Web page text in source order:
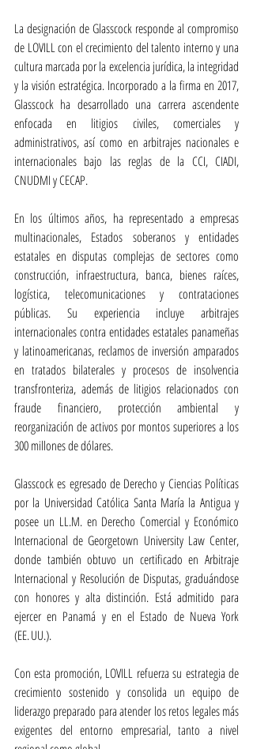
La designación de Glasscock responde al compromiso
de LOVILL con el crecimiento del talento interno y una
cultura marcada por la excelencia jurídica, la integridad
y la visión estratégica. Incorporado a la firma en 2017,
Glasscock ha desarrollado una carrera ascendente
enfocada en litigios civiles, comerciales y
administrativos, así como en arbitrajes nacionales e
internacionales bajo las reglas de la CCI, CIADI,
CNUDMI y CECAP.
En los últimos años, ha representado a empresas
multinacionales, Estados soberanos y entidades
estatales en disputas complejas de sectores como
construcción, infraestructura, banca, bienes raíces,
logística, telecomunicaciones y contrataciones
públicas. Su experiencia incluye arbitrajes
internacionales contra entidades estatales panameñas
y latinoamericanas, reclamos de inversión amparados
en tratados bilaterales y procesos de insolvencia
transfronteriza, además de litigios relacionados con
fraude financiero, protección ambiental y
reorganización de activos por montos superiores a los
300 millones de dólares.
Glasscock es egresado de Derecho y Ciencias Políticas
por la Universidad Católica Santa María la Antigua y
posee un LL.M. en Derecho Comercial y Económico
Internacional de Georgetown University Law Center,
donde también obtuvo un certificado en Arbitraje
Internacional y Resolución de Disputas, graduándose
con honores y alta distinción. Está admitido para
ejercer en Panamá y en el Estado de Nueva York
(EE. UU.).
Con esta promoción, LOVILL refuerza su estrategia de
crecimiento sostenido y consolida un equipo de
liderazgo preparado para atender los retos legales más
exigentes del entorno empresarial, tanto a nivel